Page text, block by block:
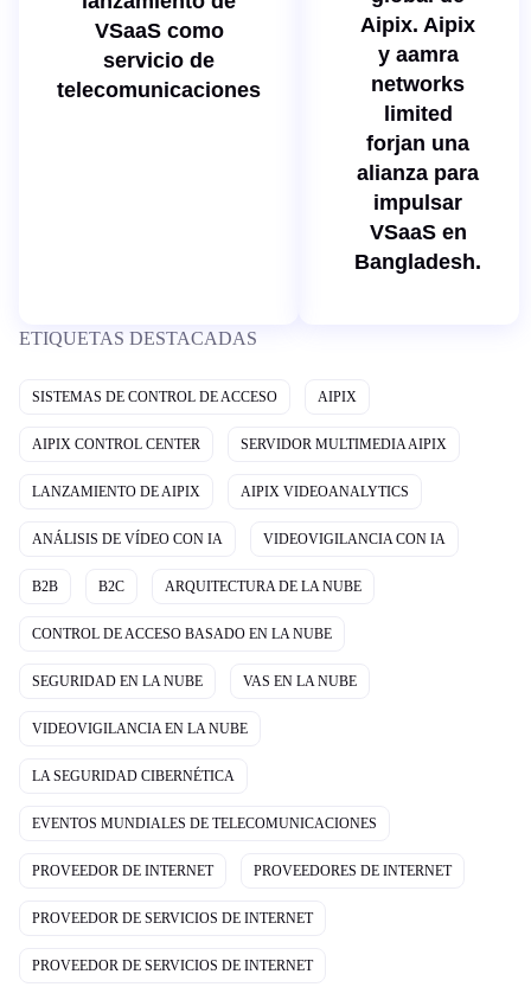
VSaaS como
servicio de
telecomunicaciones
Aipix. Aipix
y aamra
networks
limited
forjan una
alianza para
impulsar
VSaaS en
Bangladesh.
ETIQUETAS DESTACADAS
SISTEMAS DE CONTROL DE ACCESO AIPIX
AIPIX CONTROL CENTER SERVIDOR MULTIMEDIA AIPIX
LANZAMIENTO DE AIPIX AIPIX VIDEOANALYTICS
ANÁLISIS DE VÍDEO CON IA VIDEOVIGILANCIA CON IA
B2B B2C ARQUITECTURA DE LA NUBE
CONTROL DE ACCESO BASADO EN LA NUBE
SEGURIDAD EN LA NUBE VAS EN LA NUBE
VIDEOVIGILANCIA EN LA NUBE
LA SEGURIDAD CIBERNÉTICA
EVENTOS MUNDIALES DE TELECOMUNICACIONES
PROVEEDOR DE INTERNET PROVEEDORES DE INTERNET
PROVEEDOR DE SERVICIOS DE INTERNET
PROVEEDOR DE SERVICIOS DE INTERNET